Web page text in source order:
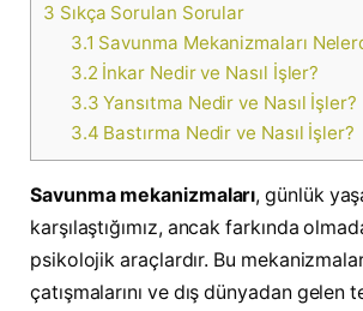
3 Sıkça Sorulan Sorular
3.1 Savunma Mekanizmaları
3.2 İnkar Nedir ve Nasıl İşler?
3.3 Yansıtma Nedir ve Nasıl İşler?
3.4 Bastırma Nedir ve Nasıl İşler?
Savunma mekanizmaları, günlük
karşılaştığımız, ancak farkında
psikolojik araçlardır. Bu
çatışmalarını ve dış dünyadan gelen